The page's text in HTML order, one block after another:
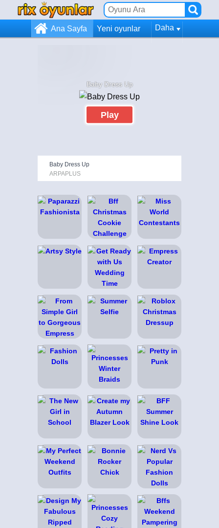
Ana Sayfa Yeni oyunlar Daha
Baby Dress Up
Play
Baby Dress Up
ARPAPLUS